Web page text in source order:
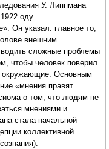
У. Липпмана
оду
Он указал: главное то,
внешним
сложные проблемы
чтобы человек поверил
окружающие. Основным
«мнения правят
о том, что людям не
мнениями и
стала начальной
коллективной